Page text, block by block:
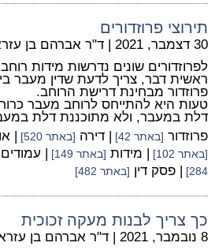
תירוצי פרוזדורים
30 דצמבר, 2021 | ד"ר אברהם בן
לפרוזדורים שונים נדרשות מידות
ראשית דבר, צריך לדעת שדין מעבר
פרוזדור מבחינת דרישת הרוחב.
טעות היא להתייחס לרוחב מעבר
דלת במעבר, ולא מתוכננת דלת
פרוזדור [באתר 42] | דירה [באתר 520] |
[באתר 102] | מידות [באתר 149] | עמודים
284]
| פסק דין [באתר 482]
כך צריך לבנות מעקה זכוכית
8 נובמבר, 2021 | ד"ר אברהם בן